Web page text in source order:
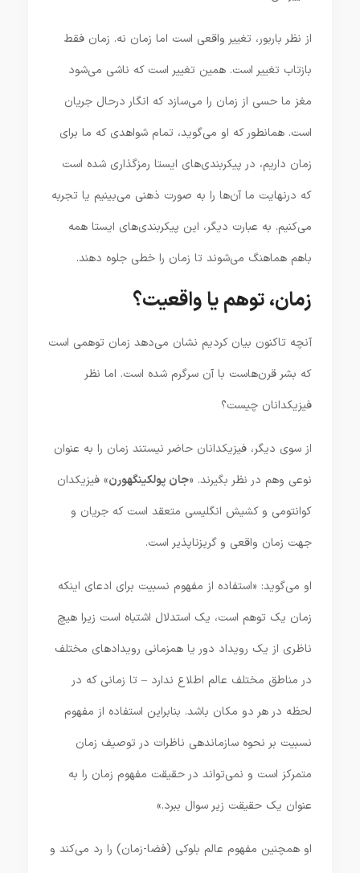
از نظر باربور، تغییر واقعی است اما زمان نه. زمان فقط
بازتاب تغییر است. همین تغییر است که ناشی می‌شود
مغز ما حسی از زمان را می‌سازد که انگار درحال جریان
است. همانطور که او می‌گوید، تمام شواهدی که ما برای
زمان داریم، در پیکربندی‌های ایستا رمزگذاری شده است
که درنهایت ما آن‌ها را به صورت ذهنی می‌بینیم یا تجربه
می‌کنیم. به عبارت دیگر، این پیکربندی‌های ایستا همه
باهم هماهنگ می‌شوند تا زمان را خطی جلوه دهند.
زمان، توهم یا واقعیت؟
آنچه تاکنون بیان کردیم نشان می‌دهد زمان توهمی است
که بشر قرن‌هاست با آن سرگرم شده است. اما نظر
فیزیکدانان چیست؟
از سوی دیگر، فیزیکدانان حاضر نیستند زمان را به عنوان
نوعی وهم در نظر بگیرند. «جان پولکینگهورن» فیزیکدان
کوانتومی و کشیش انگلیسی متعقد است که جریان و
جهت زمان واقعی و گریزناپذیر است.
او می‌گوید: «استفاده از مفهوم نسبیت برای ادعای اینکه
زمان یک توهم است، یک استدلال اشتباه است زیرا هیچ
ناظری از یک رویداد دور یا همزمانی رویدادهای مختلف
در مناطق مختلف عالم اطلاع ندارد – تا زمانی که در
لحظه در هر دو مکان باشد. بنابراین استفاده از مفهوم
نسبیت بر نحوه سازماندهی ناظرات در توصیف زمان
متمرکز است و نمی‌تواند در حقیقت مفهوم زمان را به
عنوان یک حقیقت زیر سوال ببرد.»
او همچنین مفهوم عالم بلوکی (فضا-زمان) را رد می‌کند و